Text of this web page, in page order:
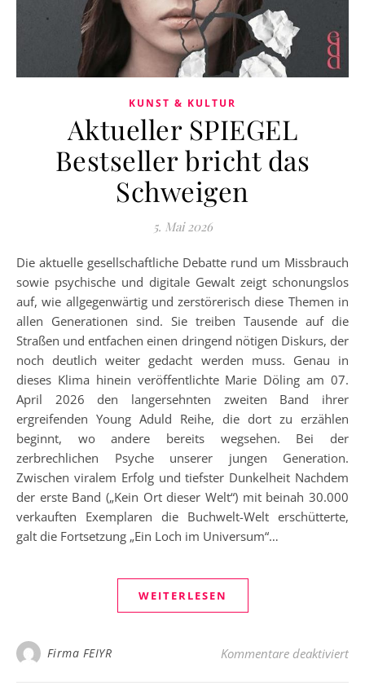
KUNST & KULTUR
Aktueller SPIEGEL
Bestseller bricht das
Schweigen
5. Mai 2026
Die aktuelle gesellschaftliche Debatte rund um Missbrauch
sowie psychische und digitale Gewalt zeigt schonungslos
auf, wie allgegenwärtig und zerstörerisch diese Themen in
allen Generationen sind. Sie treiben Tausende auf die
Straßen und entfachen einen dringend nötigen Diskurs, der
noch deutlich weiter gedacht werden muss. Genau in
dieses Klima hinein veröffentlichte Marie Döling am 07.
April 2026 den langersehnten zweiten Band ihrer
ergreifenden Young Aduld Reihe, die dort zu erzählen
beginnt, wo andere bereits wegsehen. Bei der
zerbrechlichen Psyche unserer jungen Generation.
Zwischen viralem Erfolg und tiefster Dunkelheit Nachdem
der erste Band („Kein Ort dieser Welt“) mit beinah 30.000
verkauften Exemplaren die Buchwelt-Welt erschütterte,
galt die Fortsetzung „Ein Loch im Universum“…
WEITERLESEN
Firma FEIYR Kommentare deaktiviertfür